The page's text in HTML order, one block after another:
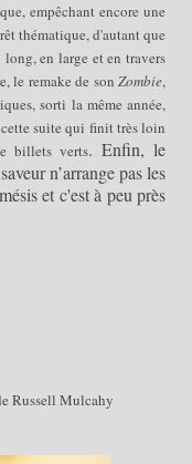
empêchant encore une
thématique, d'autant que
long, en large et en travers
le remake de son Zombie,
sorti la même année,
suite qui finittrès loin
billets verts. Enfin,le
n’arrangepas les
et c'est à peu près
Russell Mulcahy